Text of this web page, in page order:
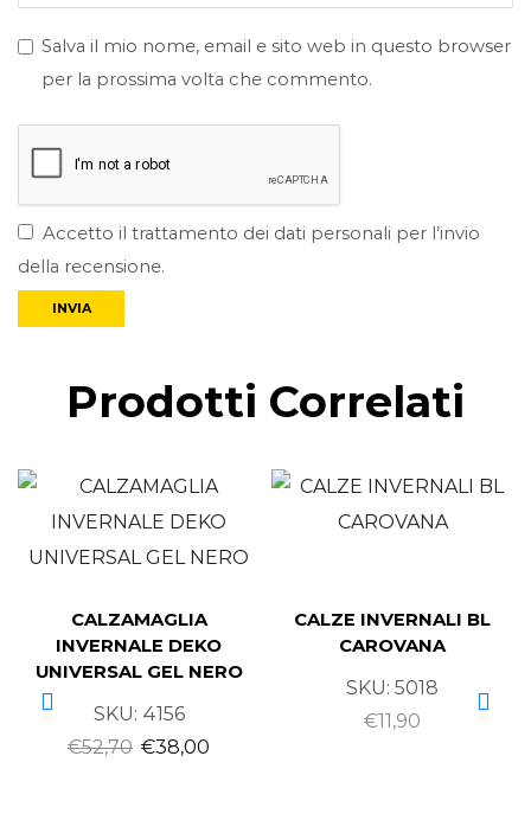
Salva il mio nome, email e sito web in questo browser
per la prossima volta che commento.
Accetto il trattamento dei dati personali per l’invio
della recensione.
Prodotti Correlati
CALZAMAGLIA
INVERNALE DEKO
UNIVERSAL GEL NERO
SKU: 4156
€52,70 €38,00
CALZE INVERNALI BL
CAROVANA
SKU: 5018
€11,90